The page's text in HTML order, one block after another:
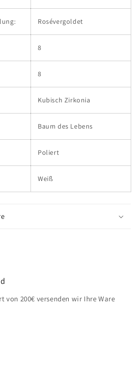
Rosévergoldet
8
8
Kubisch Zirkonia
Baum des Lebens
Poliert
Weiß
von 200€ versenden wir Ihre Ware